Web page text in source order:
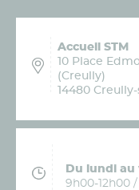
Accueil STM
10 Place
(Creully)
14480
Du lundi au
9h00-12h00 /